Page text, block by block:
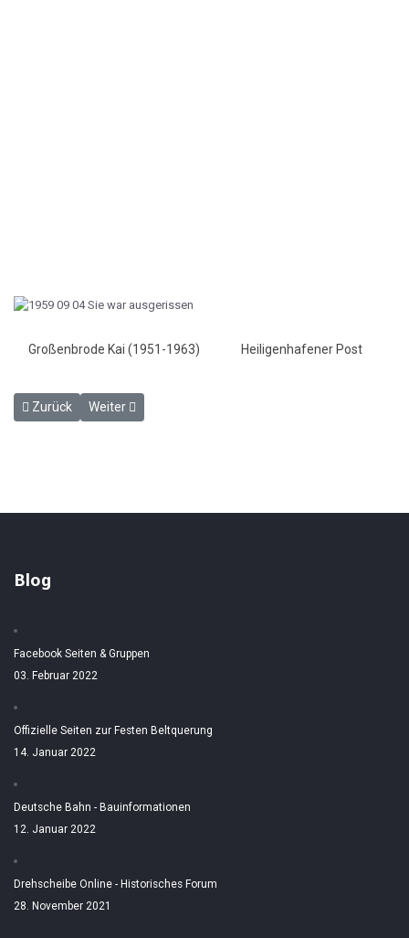
Großenbrode Kai (1951-1963) Heiligenhafener Post
Vorheriger Beitrag: Keine Einigung in Großenbrode - HP 4.9.1959
Zurück Nächster Beitrag: Vorschlag Großenbrodes für die
Weiter
Blog
Facebook Seiten & Gruppen
03. Februar 2022
Offizielle Seiten zur Festen Beltquerung
14. Januar 2022
Deutsche Bahn - Bauinformationen
12. Januar 2022
Drehscheibe Online - Historisches Forum
28. November 2021